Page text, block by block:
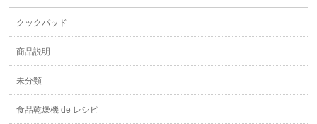
クックパッド
商品説明
未分類
食品乾燥機 de レシピ